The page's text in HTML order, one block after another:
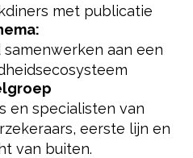
met publicatie
aan een
en specialisten van
eerste lijn en
van buiten.